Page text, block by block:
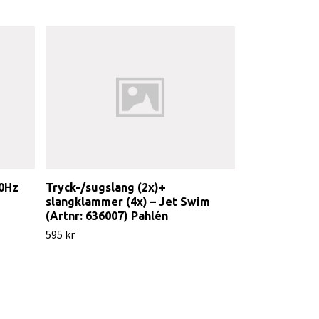
Tryck-/sugslang (2x)+
slangklammer (4x) – Jet Swim
(Artnr: 636007) Pahlén
595 kr